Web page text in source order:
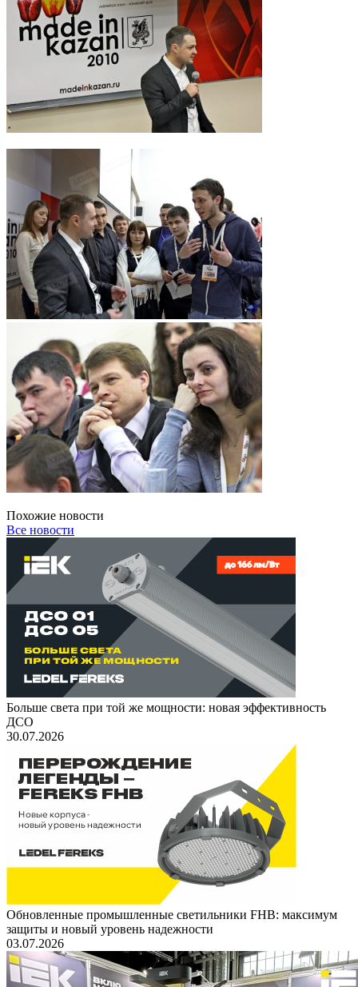
Похожие новости
Все новости
Больше света при той же мощности: новая эффективность
ДСО
30.07.2026
Обновленные промышленные светильники FHB: максимум
защиты и новый уровень надежности
03.07.2026